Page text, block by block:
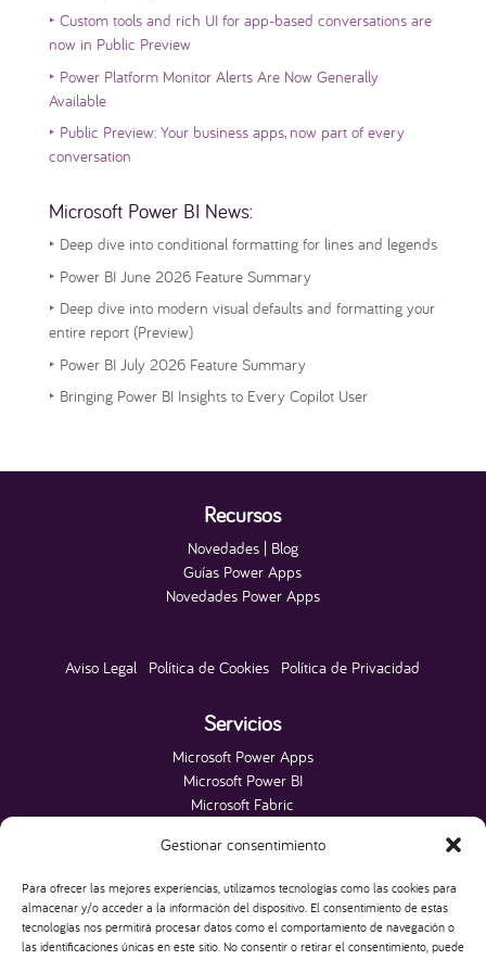
Gestionar consentimiento
Para ofrecer las mejores experiencias, utilizamos tecnologías como las cookies para
almacenar y/o acceder a la información del dispositivo. El consentimiento de estas
tecnologías nos permitirá procesar datos como el comportamiento de navegación o
las identificaciones únicas en este sitio. No consentir o retirar el consentimiento, puede
‣ Custom tools and rich UI for app-based conversations are
now in Public Preview
‣ Power Platform Monitor Alerts Are Now Generally
Available
‣ Public Preview: Your business apps, now part of every
conversation
Microsoft Power BI News:
‣ Deep dive into conditional formatting for lines and legends
‣ Power BI June 2026 Feature Summary
‣ Deep dive into modern visual defaults and formatting your
entire report (Preview)
‣ Power BI July 2026 Feature Summary
‣ Bringing Power BI Insights to Every Copilot User
Recursos
Novedades | Blog
Guías Power Apps
Novedades Power Apps
Aviso Legal Política de Cookies Política de Privacidad
Servicios
Microsoft Power Apps
Microsoft Power BI
Microsoft Fabric
Microsoft SQL Server
Web para Alojamientos